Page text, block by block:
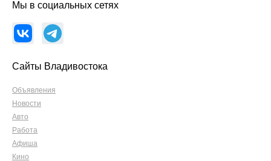
Мы в социальных сетях
Сайты Владивостока
Объявления
Новости
Авто
Работа
Афиша
Кино